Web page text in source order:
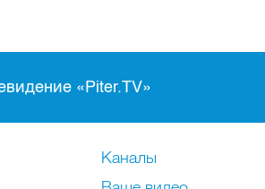
«Piter.TV»
Каналы